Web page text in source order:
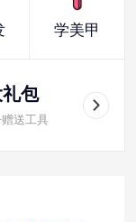
学美甲
包
送工具